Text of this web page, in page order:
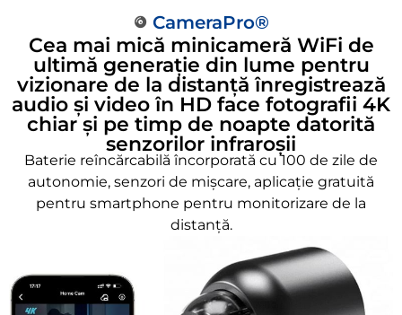
CameraPro®
Cea mai mică minicameră WiFi de
ultimă generație din lume pentru
vizionare de la distanță înregistrează
audio și video în HD face fotografii 4K
chiar și pe timp de noapte datorită
senzorilor infraroșii
Baterie reîncărcabilă încorporată cu 100 de zile de
autonomie, senzori de mișcare, aplicație gratuită
pentru smartphone pentru monitorizare de la
distanță.